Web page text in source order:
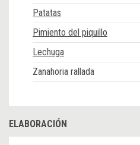
Patatas
Pimiento del piquillo
Lechuga
Zanahoria rallada
ELABORACIÓN